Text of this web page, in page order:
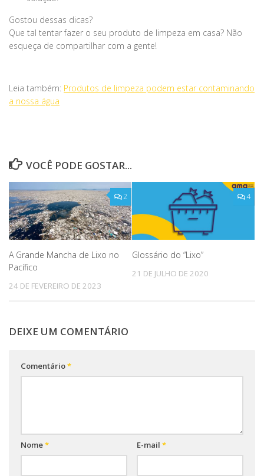
Gostou dessas dicas?
Que tal tentar fazer o seu produto de limpeza em casa? Não
esqueça de compartilhar com a gente!
Leia também: Produtos de limpeza podem estar contaminando
a nossa água
VOCÊ PODE GOSTAR...
2
A Grande Mancha de Lixo no
Pacífico
24 DE FEVEREIRO DE 2023
4
Glossário do “Lixo”
21 DE JULHO DE 2020
DEIXE UM COMENTÁRIO
Comentário*
Nome* E-mail *